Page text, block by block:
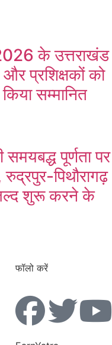
के उत्तराखंड
प्रशिक्षकों को
सम्मानित
पूर्णता पर
पिथौरागढ़
शुरू करने के
फॉलो करें